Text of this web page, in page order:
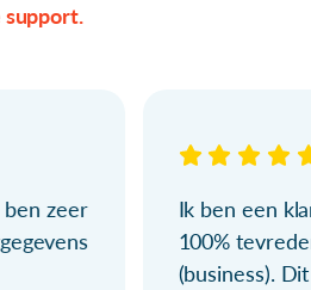
support.
zeer
Ik ben een
100%
(business).